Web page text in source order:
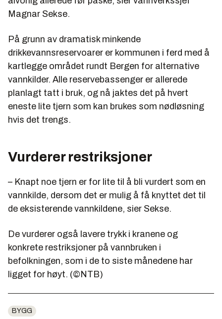
Magnar Sekse.
På grunn av dramatisk minkende
drikkevannsreservoarer er kommunen i ferd med å
kartlegge området rundt Bergen for alternative
vannkilder. Alle reservebassenger er allerede
planlagt tatt i bruk, og nå jaktes det på hvert
eneste lite tjern som kan brukes som nødløsning
hvis det trengs.
Vurderer restriksjoner
– Knapt noe tjern er for lite til å bli vurdert som en
vannkilde, dersom det er mulig å få knyttet det til
de eksisterende vannkildene, sier Sekse.
De vurderer også lavere trykk i kranene og
konkrete restriksjoner på vannbruken i
befolkningen, som i de to siste månedene har
ligget for høyt. (©NTB)
BYGG